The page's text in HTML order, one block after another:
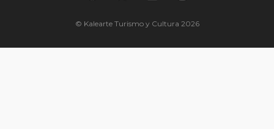
© Kalearte Turismo y Cultura 2026